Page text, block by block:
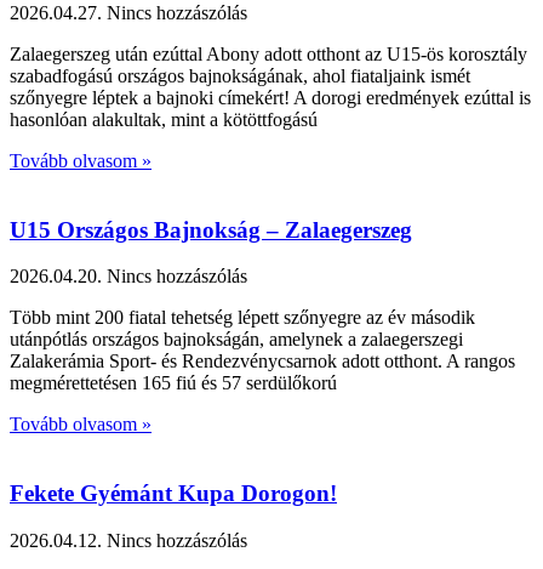
2026.04.27. Nincs hozzászólás
Zalaegerszeg után ezúttal Abony adott otthont az U15-ös korosztály
szabadfogású országos bajnokságának, ahol fiataljaink ismét
szőnyegre léptek a bajnoki címekért! A dorogi eredmények ezúttal is
hasonlóan alakultak, mint a kötöttfogású
Tovább olvasom »
U15 Országos Bajnokság – Zalaegerszeg
2026.04.20. Nincs hozzászólás
Több mint 200 fiatal tehetség lépett szőnyegre az év második
utánpótlás országos bajnokságán, amelynek a zalaegerszegi
Zalakerámia Sport- és Rendezvénycsarnok adott otthont. A rangos
megmérettetésen 165 fiú és 57 serdülőkorú
Tovább olvasom »
Fekete Gyémánt Kupa Dorogon!
2026.04.12. Nincs hozzászólás